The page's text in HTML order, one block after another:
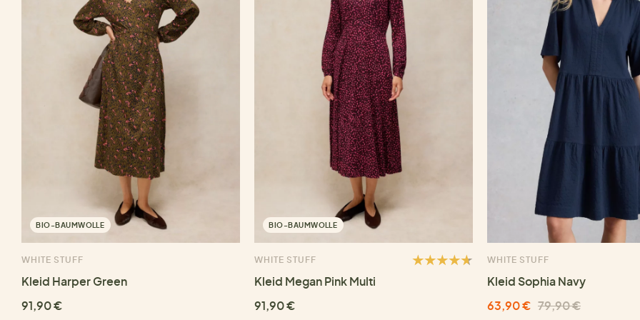
BIO-BAUMWOLLE
WHITE STUFF
Kleid Harper Green
91,90 €
BIO-BAUMWOLLE
WHITE STUFF
Kleid Megan Pink Multi
91,90 €
WHITE STUFF
Kleid Sophia Navy
63,90 € 79,90 €